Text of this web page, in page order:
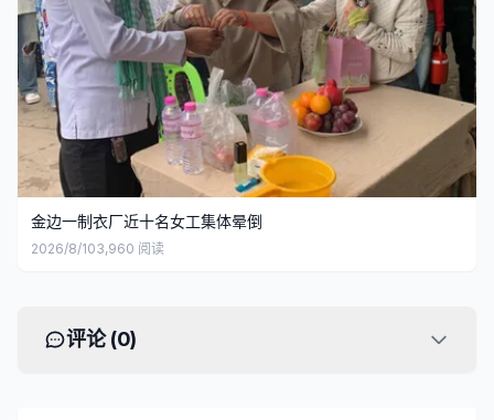
金边一制衣厂近十名女工集体晕倒
2026/8/103,960 阅读
评论 (0)